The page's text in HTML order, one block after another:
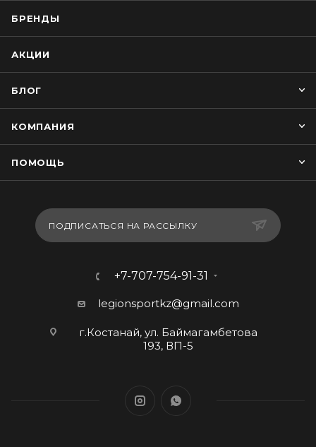
БРЕНДЫ
АКЦИИ
БЛОГ
КОМПАНИЯ
ПОМОЩЬ
ПОДПИСАТЬСЯ НА РАССЫЛКУ
+7-707-754-91-31
legionsportkz@gmail.com
г.Костанай, ул. Баймагамбетова
193, ВП-5